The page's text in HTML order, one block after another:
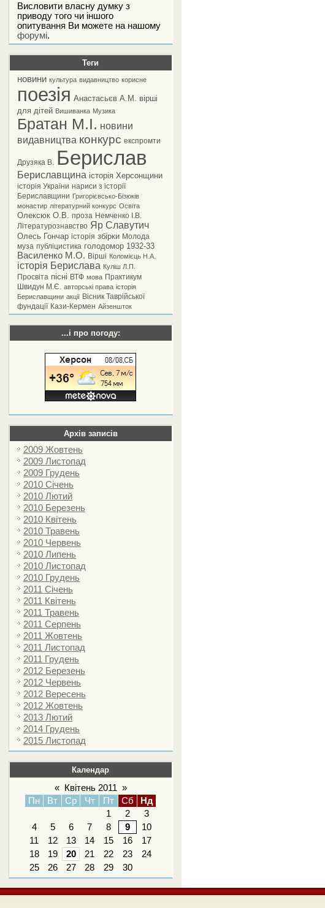
Висловити власну думку з
приводу того чи іншого
опитування Ви можете на нашому
форумі.
Теги
новини культура видавництво корисне
поезія Анастасьєв А.М.
вірші
для дітей Вишиванка Музика
Братан М.І. новини
видавництва конкурс експромти
Друзяка В. Берислав
Бериславщина історія Херсонщини
історія України нариси з історії
Бериславщини Григорієвсько-Бізюків
монастир літературний конкурс Освіта
Олексюк О.В. проза Немченко І.В.
Літературознавство Яр Славутич
Олесь Гончар історія збірки Молода
муза публіцистика голодомор 1932-33
Василенко М.О. Вірші Коломієць Н.А.
історія Берислава Куліш Л.П.
Просвіта пісні ВТФ мова Практикум
Швидун М.Є.
авторські права історія
Бериславщини акції Вісник Таврійської
фундації Кази-Кермен Айзеншток
...і про погоду:
Архів записів
2009 Жовтень
2009 Листопад
2009 Грудень
2010 Січень
2010 Лютий
2010 Березень
2010 Квітень
2010 Травень
2010 Червень
2010 Липень
2010 Листопад
2010 Грудень
2011 Січень
2011 Квітень
2011 Травень
2011 Серпень
2011 Жовтень
2011 Листопад
2011 Грудень
2012 Березень
2012 Червень
2012 Вересень
2012 Жовтень
2013 Лютий
2014 Грудень
2015 Листопад
Календар
« Квітень 2011 »
Пн
Вт Ср Чт Пт Сб
Нд
1
2
3
4
5 6 7 8 9
10
11
12 13 14 15 16
17
18
19 20 21 22 23
24
25
26 27 28 29 30